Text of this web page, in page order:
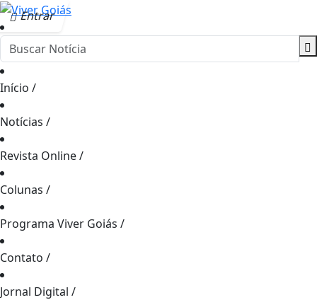
Entrar
Início /
Notícias /
Revista Online/
Colunas /
Programa Viver Goiás /
Contato /
Jornal Digital /